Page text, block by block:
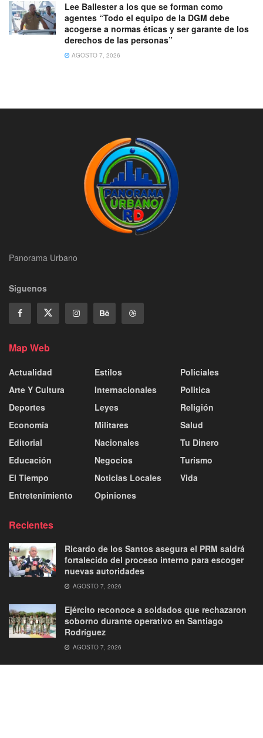
Lee Ballester a los que se forman como
agentes “Todo el equipo de la DGM debe
acogerse a normas éticas y ser garante de los
derechos de las personas”
AGOSTO 7, 2026
Panorama Urbano
Siguenos
Map Web
Actualidad
Arte Y Cultura
Deportes
Economía
Editorial
Educación
El Tiempo
Entretenimiento
Estilos
Internacionales
Leyes
Militares
Nacionales
Negocios
Noticias Locales
Opiniones
Policiales
Politica
Religión
Salud
Tu Dinero
Turismo
Vida
Recientes
Ricardo de los Santos asegura el PRM saldrá
fortalecido del proceso interno para escoger
nuevas autoridades
AGOSTO 7, 2026
Ejército reconoce a soldados que rechazaron
soborno durante operativo en Santiago
Rodríguez
AGOSTO 7, 2026